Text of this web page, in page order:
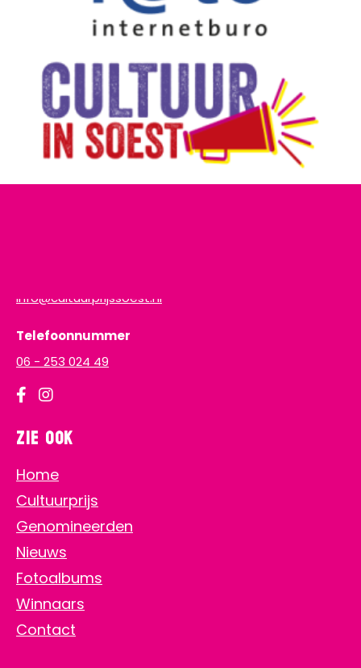
info@cultuurprijssoest.nl
Telefoonnummer
06 - 253 024 49
Zie ook
Home
Cultuurprijs
Genomineerden
Nieuws
Fotoalbums
Winnaars
Contact